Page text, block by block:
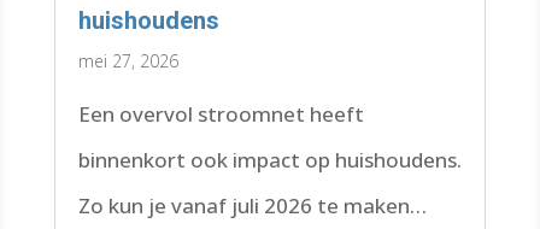
huishoudens
mei 27, 2026
Een overvol stroomnet heeft
binnenkort ook impact op huishoudens.
Zo kun je vanaf juli 2026 te maken